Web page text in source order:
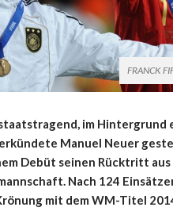
FRANCK
im Hintergrund
Manuel Neuer
Debüt seinen Rücktritt
Nach 124
mit dem WM-Titel